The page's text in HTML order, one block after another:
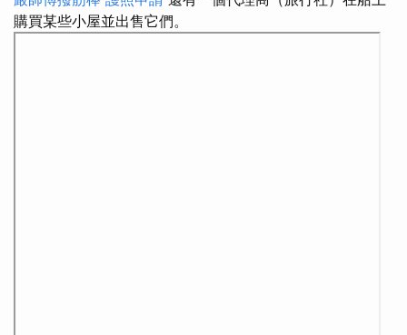
購買某些小屋並出售它們。